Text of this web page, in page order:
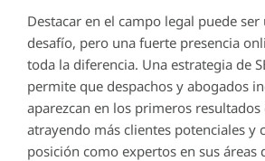
Destacar en el campo legal puede
desafío, pero una fuerte presencia
toda la diferencia. Una estrategia de
permite que despachos y abogados
aparezcan en los primeros resultados
atrayendo más clientes potenciales y
posición como expertos en sus áreas